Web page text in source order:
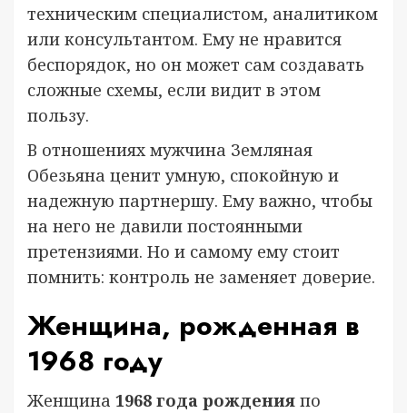
техническим специалистом, аналитиком
или консультантом. Ему не нравится
беспорядок, но он может сам создавать
сложные схемы, если видит в этом
пользу.
В отношениях мужчина Земляная
Обезьяна ценит умную, спокойную и
надежную партнершу. Ему важно, чтобы
на него не давили постоянными
претензиями. Но и самому ему стоит
помнить: контроль не заменяет доверие.
Женщина, рожденная в
1968 году
Женщина 1968 года рождения по